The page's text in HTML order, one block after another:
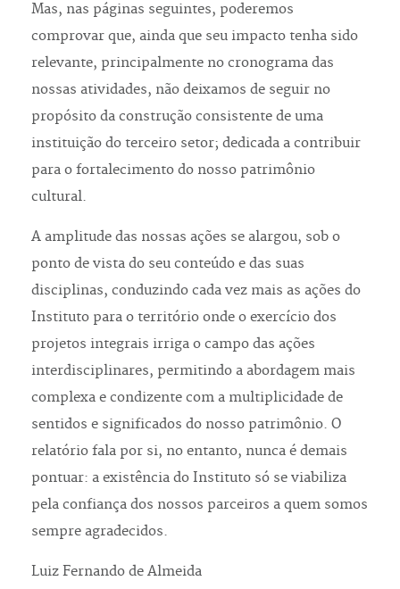
Mas, nas páginas seguintes, poderemos
comprovar que, ainda que seu impacto tenha sido
relevante, principalmente no cronograma das
nossas atividades, não deixamos de seguir no
propósito da construção consistente de uma
instituição do terceiro setor; dedicada a contribuir
para o fortalecimento do nosso patrimônio
cultural.
A amplitude das nossas ações se alargou, sob o
ponto de vista do seu conteúdo e das suas
disciplinas, conduzindo cada vez mais as ações do
Instituto para o território onde o exercício dos
projetos integrais irriga o campo das ações
interdisciplinares, permitindo a abordagem mais
complexa e condizente com a multiplicidade de
sentidos e significados do nosso patrimônio. O
relatório fala por si, no entanto, nunca é demais
pontuar: a existência do Instituto só se viabiliza
pela confiança dos nossos parceiros a quem somos
sempre agradecidos.
Luiz Fernando de Almeida